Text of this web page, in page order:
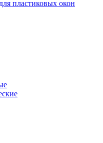
пластиковых окон